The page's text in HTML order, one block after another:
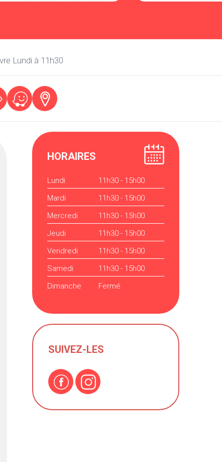
Lundi à 11h30
HORAIRES
Lundi
11h30 - 15h00
Mardi
11h30 - 15h00
Mercredi
11h30 - 15h00
Jeudi
11h30 - 15h00
Vendredi
11h30 - 15h00
Samedi
11h30 - 15h00
Dimanche
Fermé
SUIVEZ-LES